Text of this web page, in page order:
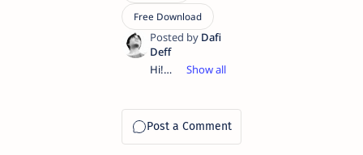
Hi!
Deff.
Pengalaman
dalam